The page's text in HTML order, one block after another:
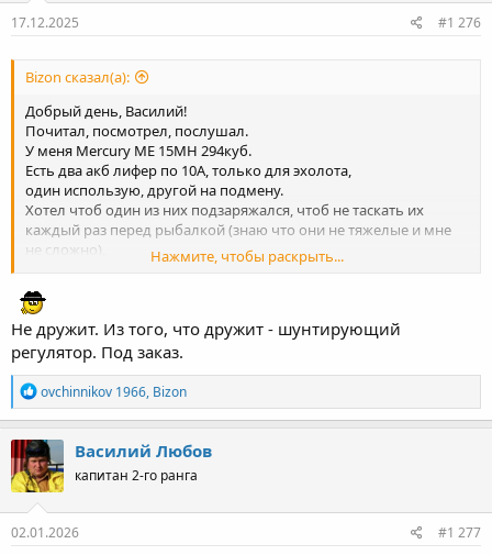
17.12.2025 #1 276
Bizon сказал(а):
Добрый день, Василий!
Почитал, посмотрел, послушал.
У меня Mercury ME 15MH 294куб.
Есть два акб лифер по 10А, только для эхолота,
один использую, другой на подмену.
Хотел чтоб один из них подзаряжался, чтоб не таскать их
каждый раз перед рыбалкой (знаю что они не тяжелые и мне
не сложно),
но как я понял Ваша приблуда с лиферами не дружит, или я
ошибаюсь?
Нажмите, чтобы раскрыть...
Не дружит. Из того, что дружит - шунтирующий
регулятор. Под заказ.
Р
е
а
к
ц
и
и
:
ovchinnikov 1966, Bizon
Василий Любов
капитан 2-го ранга
02.01.2026 #1 277